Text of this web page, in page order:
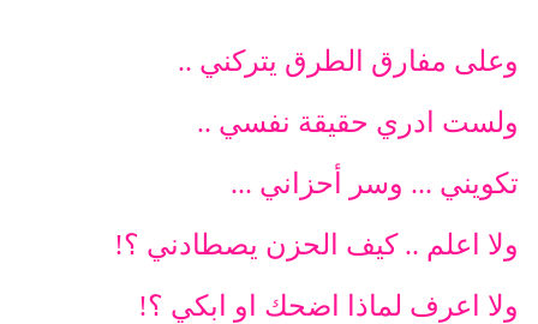
وعلى مفارق الطرق يتركني ..
ولست ادري حقيقة نفسي ..
تكويني ... وسر أحزاني ...
ولا اعلم .. كيف الحزن يصطادني ؟!
ولا اعرف لماذا اضحك او ابكي ؟!